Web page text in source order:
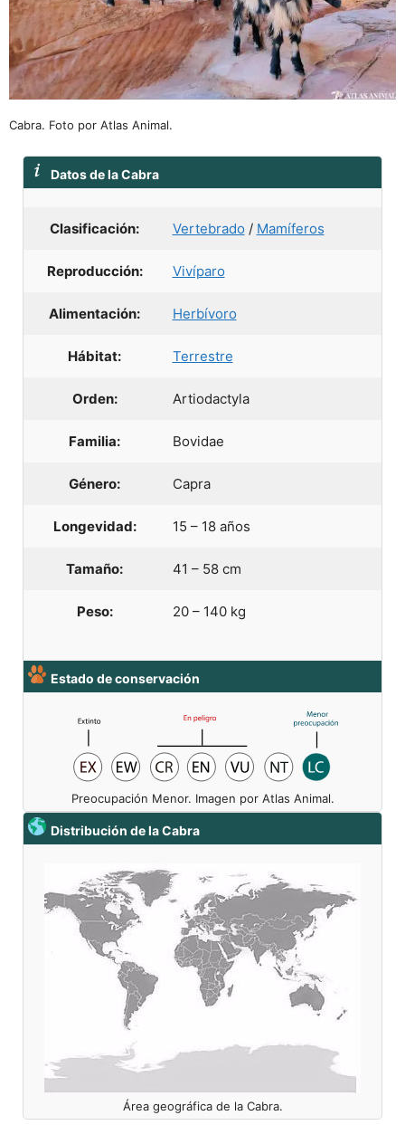
Cabra. Foto por Atlas Animal.
Datos de la Cabra
Clasificación: Vertebrado / Mamíferos
Reproducción: Vivíparo
Alimentación: Herbívoro
Hábitat: Terrestre
Orden: Artiodactyla
Familia: Bovidae
Género: Capra
Longevidad: 15 – 18 años
Tamaño: 41 – 58 cm
Peso: 20 – 140 kg
Estado de conservación
Preocupación Menor. Imagen por Atlas Animal.
Distribución de la Cabra
Área geográfica de la Cabra.